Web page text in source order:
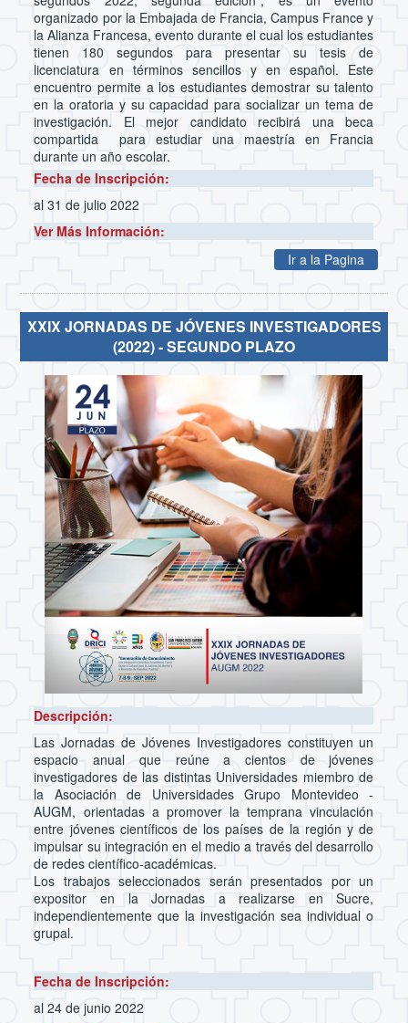
organizado por la Embajada de Francia, Campus France y
la Alianza Francesa, evento durante el cual los estudiantes
tienen 180 segundos para presentar su tesis de
licenciatura en términos sencillos y en español. Este
encuentro permite a los estudiantes demostrar su talento
en la oratoria y su capacidad para socializar un tema de
investigación. El mejor candidato recibirá una beca
compartida para estudiar una maestría en Francia
durante un año escolar.
Fecha de Inscripción:
al 31 de julio 2022
Ver Más Información:
Ir a la Pagina
XXIX JORNADAS DE JÓVENES INVESTIGADORES
(2022) - SEGUNDO PLAZO
Descripción:
Las Jornadas de Jóvenes Investigadores constituyen un
espacio anual que reúne a cientos de jóvenes
investigadores de las distintas Universidades miembro de
la Asociación de Universidades Grupo Montevideo -
AUGM, orientadas a promover la temprana vinculación
entre jóvenes científicos de los países de la región y de
impulsar su integración en el medio a través del desarrollo
de redes científico-académicas.
Los trabajos seleccionados serán presentados por un
expositor en la Jornadas a realizarse en Sucre,
independientemente que la investigación sea individual o
grupal.
Fecha de Inscripción:
al 24 de junio 2022